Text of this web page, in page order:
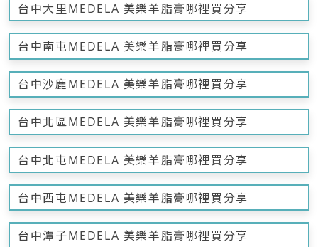
台中大里MEDELA 美樂羊脂膏哪裡買分享
台中南屯MEDELA 美樂羊脂膏哪裡買分享
台中沙鹿MEDELA 美樂羊脂膏哪裡買分享
台中北區MEDELA 美樂羊脂膏哪裡買分享
台中北屯MEDELA 美樂羊脂膏哪裡買分享
台中西屯MEDELA 美樂羊脂膏哪裡買分享
台中潭子MEDELA 美樂羊脂膏哪裡買分享